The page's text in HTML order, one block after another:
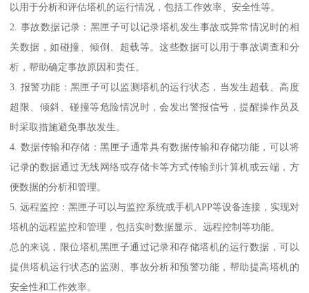
以用于分析和评估塔机的运行情况，包括工作效率、安全性等。
2. 事故数据记录：黑匣子可以记录塔机发生事故或异常情况时的相
关数据，如碰撞、倾倒、超载等。这些数据可以用于事故调查和分
析，帮助确定事故原因和责任。
3. 报警功能：黑匣子可以监测塔机的运行状态，当发生超载、高度
超限、倾斜、碰撞等危险情况时，会发出警报信号，提醒操作员及
时采取措施避免事故发生。
4. 数据传输和存储：黑匣子通常具有数据传输和存储功能，可以将
记录的数据通过无线网络或存储卡等方式传输到计算机或云端，方
便数据的分析和管理。
5. 远程监控：黑匣子可以与监控系统或手机APP等设备连接，实现对
塔机的远程监控和管理，包括实时数据显示、远程控制等功能。
总的来说，限位塔机黑匣子通过记录和存储塔机的运行数据，可以
提供塔机运行状态的监测、事故分析和预警功能，帮助提高塔机的
安全性和工作效率。